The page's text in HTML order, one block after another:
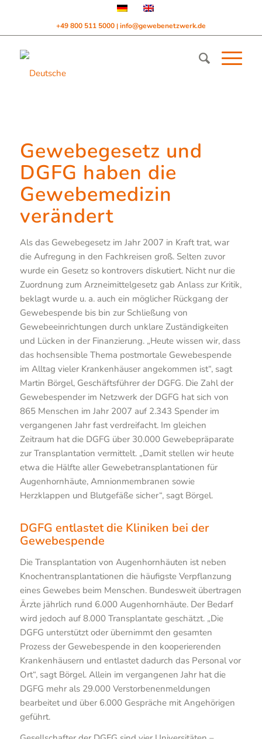
+49 800 511 5000 | info@gewebenetzwerk.de
Gewebegesetz und
DGFG haben die
Gewebemedizin
verändert
Als das Gewebegesetz im Jahr 2007 in Kraft trat, war
die Aufregung in den Fachkreisen groß. Selten zuvor
wurde ein Gesetz so kontrovers diskutiert. Nicht nur die
Zuordnung zum Arzneimittelgesetz gab Anlass zur Kritik,
beklagt wurde u. a. auch ein möglicher Rückgang der
Gewebespende bis bin zur Schließung von
Gewebeeinrichtungen durch unklare Zuständigkeiten
und Lücken in der Finanzierung. „Heute wissen wir, dass
das hochsensible Thema postmortale Gewebespende
im Alltag vieler Krankenhäuser angekommen ist“, sagt
Martin Börgel, Geschäftsführer der DGFG. Die Zahl der
Gewebespender im Netzwerk der DGFG hat sich von
865 Menschen im Jahr 2007 auf 2.343 Spender im
vergangenen Jahr fast verdreifacht. Im gleichen
Zeitraum hat die DGFG über 30.000 Gewebepräparate
zur Transplantation vermittelt. „Damit stellen wir heute
etwa die Hälfte aller Gewebetransplantationen für
Augenhornhäute, Amnionmembranen sowie
Herzklappen und Blutgefäße sicher“, sagt Börgel.
DGFG entlastet die Kliniken bei der
Gewebespende
Die Transplantation von Augenhornhäuten ist neben
Knochentransplantationen die häufigste Verpflanzung
eines Gewebes beim Menschen. Bundesweit übertragen
Ärzte jährlich rund 6.000 Augenhornhäute. Der Bedarf
wird jedoch auf 8.000 Transplantate geschätzt. „Die
DGFG unterstützt oder übernimmt den gesamten
Prozess der Gewebespende in den kooperierenden
Krankenhäusern und entlastet dadurch das Personal vor
Ort“, sagt Börgel. Allein im vergangenen Jahr hat die
DGFG mehr als 29.000 Verstorbenenmeldungen
bearbeitet und über 6.000 Gespräche mit Angehörigen
geführt.